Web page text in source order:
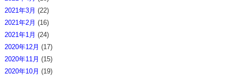
2021年3月 (22)
2021年2月 (16)
2021年1月 (24)
2020年12月 (17)
2020年11月 (15)
2020年10月 (19)